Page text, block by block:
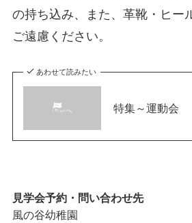
の持ち込み、また、革靴・ヒー
ご遠慮ください。
あわせて読みたい
特集～運動会
見学会予約・問い合わせ先
風の谷幼稚園